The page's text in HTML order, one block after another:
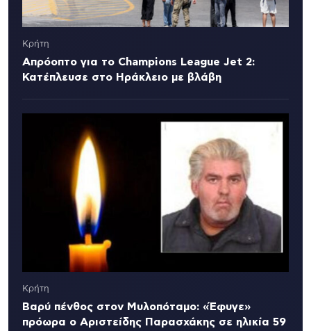
Κρήτη
Απρόοπτο για το Champions League Jet 2:
Κατέπλευσε στο Ηράκλειο με βλάβη
Κρήτη
Βαρύ πένθος στον Μυλοπόταμο: «Έφυγε»
πρόωρα ο Αριστείδης Παρασχάκης σε ηλικία 59